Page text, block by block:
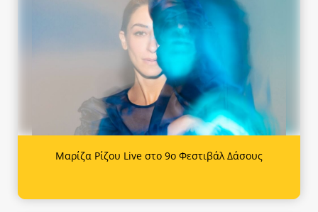
Μαρίζα Ρίζου Live στο 9ο Φεστιβάλ Δάσους